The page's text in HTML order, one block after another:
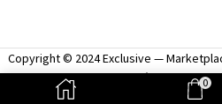
Copyright © 2024 Exclusive —
vêtement
0